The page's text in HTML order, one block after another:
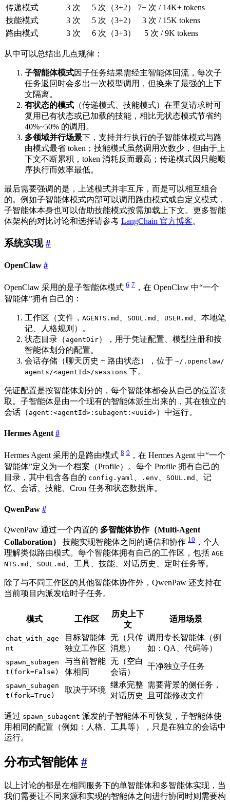
传递模式 3 次 5 次（3+2）
7+ 次 / 14K+ tokens
技能模式
3 次 5 次（3+2）
3 次 / 15K tokens
路由模式
3 次 6 次（3+3） 5 次 / 9K tokens
从中可以总结出几点规律：
子智能体模式因子任务结果需经主智能体回流，每次子
任务返回时会多出一次模型调用，但换来了最强的上下
文隔离。
有状态的模式 （传递模式、技能模式）在重复请求时可
复用已有状态或已加载的技能，相比无状态模式节省约
40%~50% 的调用。
多领域并行场景下，支持并行执行的子智能体模式与路
由模式最省 token；技能模式虽然调用次数少，但由于上
下文不断累积，token 消耗反而最高；传递模式因只能顺
序执行而效率最低。
最后需要强调的是，上述模式并非互斥，而是可以相互组合
的。例如子智能体模式内部可以调用路由模式或自定义模式，
子智能体本身也可以借助技能模式按需加载上下文。更多智能
体架构的对比讨论和选择请参考 LangChain 官方博客。
系统实现#
OpenClaw #
OpenClaw 采用的是子智能体模式 6 7 ，在 OpenClaw 中“一个
智能体”拥有自己的：
工作区（文件， AGENTS.md SOUL.md USER.md
、本地笔
记、人格规则）。
状态目录（ agentDir），用于凭证配置、模型注册和按
智能体划分的配置。
会话存储（聊天历史 + 路由状态），位于 ~/.openclaw/
agents/<agentId>/sessions 下。
凭证配置是按智能体划分的，每个智能体都会从自己的位置读
取。子智能体是由一个现有的智能体派生出来的，其在独立的
会话（ agent:<agentId>:subagent:<uuid>）中运行。
Hermes Agent #
Hermes Agent 采用的是路由模式 8 9 ，在 Hermes Agent 中“一个
智能体”定义为一个档案（Profile）。每个 Profile 拥有自己的
目录，其中包含各自的 config.yaml .env SOUL.md
、记
忆、会话、技能、Cron 任务和状态数据库。
QwenPaw #
QwenPaw 通过一个内置的 多智能体协作（Multi-Agent
Collaboration）
技能实现智能体之间的通信和协作 10 ，个人
理解类似路由模式。每个智能体拥有自己的工作区，包括 AGE
NTS.md
SOUL.md 、工具、技能、对话历史、定时任务等。
除了与不同工作区的其他智能体协作外，QwenPaw 还支持在
当前项目内派发临时子任务。
模式 工作区
历史上下
文
适用场景
chat_with_age
nt
目标智能体
独立工作区
无（只传
消息）
调用专长智能体（例
如：QA、代码等）
spawn_subagen
t(fork=False)
与当前智能
体相同
无（空白
会话）
干净独立子任务
spawn_subagen
t(fork=True)
取决于环境
继承完整
对话历史
需要背景的侧任务，
且可能修改文件
通过 spawn_subagent 派发的子智能体不可恢复，子智能体使
用相同的配置（例如：人格、工具等），只是在独立的会话中
运行。
分布式智能体#
以上讨论的都是在相同服务下的单智能体和多智能体实现，当
我们需要让不同来源和实现的智能体之间进行协同时则需要构